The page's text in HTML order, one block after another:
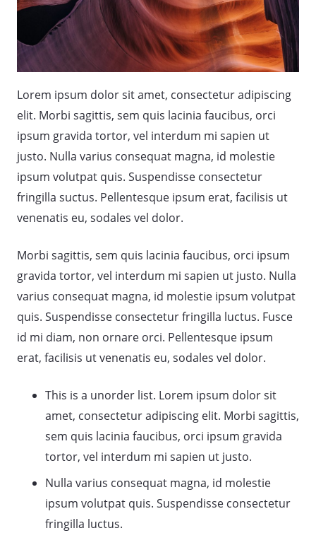
Lorem ipsum dolor sit amet, consectetur adipiscing
elit. Morbi sagittis, sem quis lacinia faucibus, orci
ipsum gravida tortor, vel interdum mi sapien ut
justo. Nulla varius consequat magna, id molestie
ipsum volutpat quis. Suspendisse consectetur
fringilla suctus. Pellentesque ipsum erat, facilisis ut
venenatis eu, sodales vel dolor.
Morbi sagittis, sem quis lacinia faucibus, orci ipsum
gravida tortor, vel interdum mi sapien ut justo. Nulla
varius consequat magna, id molestie ipsum volutpat
quis. Suspendisse consectetur fringilla luctus. Fusce
id mi diam, non ornare orci. Pellentesque ipsum
erat, facilisis ut venenatis eu, sodales vel dolor.
This is a unorder list. Lorem ipsum dolor sit
amet, consectetur adipiscing elit. Morbi sagittis,
sem quis lacinia faucibus, orci ipsum gravida
tortor, vel interdum mi sapien ut justo.
Nulla varius consequat magna, id molestie
ipsum volutpat quis. Suspendisse consectetur
fringilla luctus.